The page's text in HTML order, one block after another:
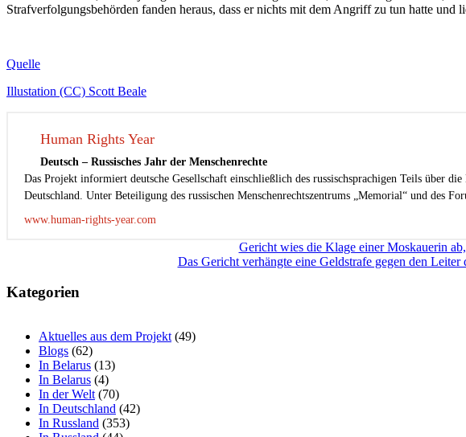
Strafverfolgungsbehörden fanden heraus, dass er nichts mit dem Angriff zu tun hatte und
Quelle
Illustation (CC) Scott Beale
Human Rights Year
Deutsch – Russisches Jahr der Menschenrechte
Das Projekt informiert deutsche Gesellschaft einschließlich des russischsprachigen Teils über
Deutschland. Unter Beteiligung des russischen Menschenrechtszentrums „Memorial“ und des
www.human-rights-year.com
Gericht wies die Klage einer Moskauerin
Das Gericht verhängte eine Geldstrafe gegen den
Kategorien
Aktuelles aus dem Projekt (49)
Blogs (62)
In Belarus (13)
In Belarus (4)
In der Welt (70)
In Deutschland (42)
In Russland (353)